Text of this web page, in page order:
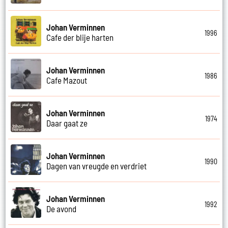
Johan Verminnen
Cafe der blije harten
1996
Johan Verminnen
Cafe Mazout
1986
Johan Verminnen
Daar gaat ze
1974
Johan Verminnen
Dagen van vreugde en verdriet
1990
Johan Verminnen
De avond
1992